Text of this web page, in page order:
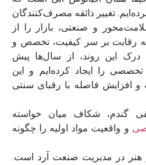
تغییر ذائقه مصرف‌کنندگان
و صنعتی، بازار را از
رقابت بر سر کیفیت، تخصص و
این روند، از سال‌ها پیش
را ایجاد کرده‌ایم و این
افزایش فاصله با رقبای سنتی
گندم، شکاف میان خواسته
و واقعیت مواد اولیه را چگونه
و هنر در مدیریت صنعت آرد است.